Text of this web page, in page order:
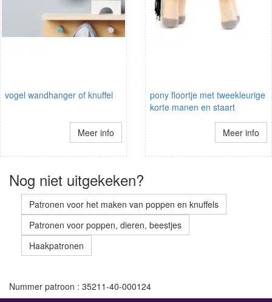
vogel wandhanger of knuffel
Meer info
pony floortje met tweekleurige
korte manen en staart
Meer info
Nog niet uitgekeken?
Patronen voor het maken van poppen en knuffels
Patronen voor poppen, dieren, beestjes
Haakpatronen
Nummer patroon : 35211-40-000124